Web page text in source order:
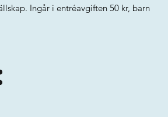
Ingår i entréavgiften 50 kr, barn